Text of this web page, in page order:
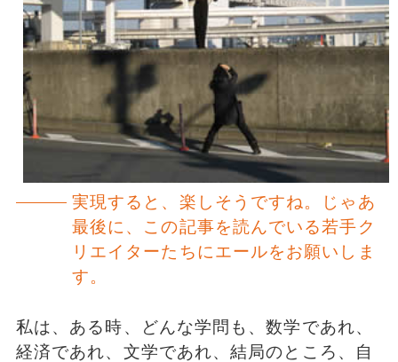
実現すると、楽しそうですね。じゃあ
最後に、この記事を読んでいる若手ク
リエイターたちにエールをお願いしま
す。
私は、ある時、どんな学問も、数学であれ、
経済であれ、文学であれ、結局のところ、自